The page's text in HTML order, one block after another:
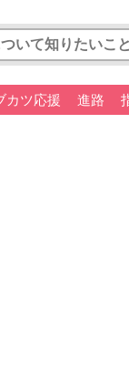
カツ応援 進路